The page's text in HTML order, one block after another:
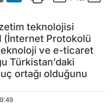
teknolojisi
(İnternet Protokolü
ve e-ticaret
Türkistan’daki
ortağı olduğunu